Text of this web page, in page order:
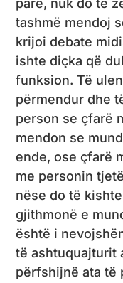
parë, nuk do të
tashmë mendoj
krijoi debate
ishte diçka që
funksion. Të
përmendur dhe
person se çfarë
mendon se
ende, ose çfarë
me personin
nëse do të
gjithmonë e
është i
të ashtuquajturit
përfshijnë ata të